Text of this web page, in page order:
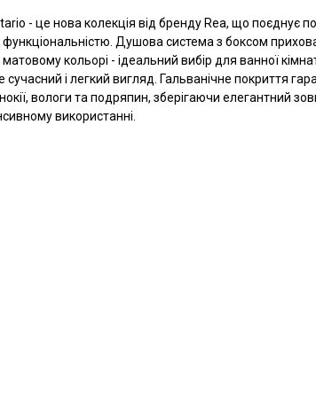
- це нова колекція від бренду Rea, що поєднує
Душова система з боксом
кольорі - ідеальний вибір для ванної
і легкий вигляд. Гальванічне покриття
вологи та подряпин, зберігаючи елегантний
використанні.